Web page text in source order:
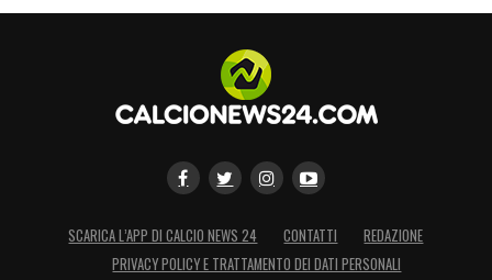
SCARICA L’APP DI CALCIO NEWS 24 CONTATTI
REDAZIONE
PRIVACY POLICY E TRATTAMENTO DEI DATI PERSONALI